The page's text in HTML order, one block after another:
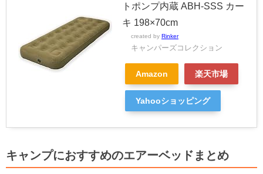
トポンプ内蔵 ABH-SSS カー
キ 198×70cm
created by Rinker
キャンパーズコレクション
Amazon 楽天市場
Yahooショッピング
キャンプにおすすめのエアーベッドまとめ